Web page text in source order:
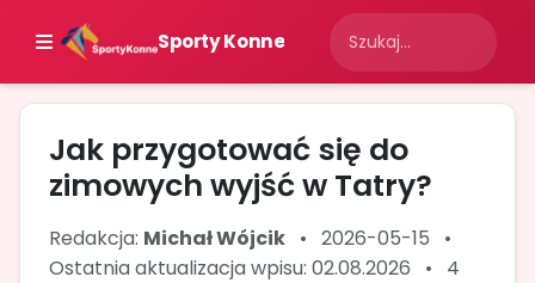
Sporty Konne
Jak przygotować się do
zimowych wyjść w Tatry?
Redakcja: Michał Wójcik • 2026-05-15
•
Ostatnia aktualizacja wpisu: 02.08.2026
•
4